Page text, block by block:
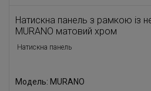
Натискна панель з рамкою із
MURANO матовий хром
Натискна панель
Модель: MURANO